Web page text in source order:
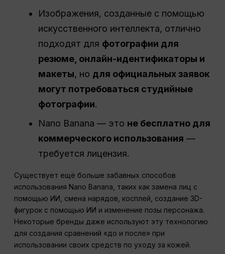
Изображения, созданные с помощью
искусственного интеллекта, отлично
подходят для фотографии для
резюме, онлайн-идентификаторы и
макеты, но для официальных заявок
могут потребоваться студийные
фотографии.
Nano Banana — это не бесплатно для
коммерческого использования —
требуется лицензия.
Существует ещё больше забавных способов
использования Nano Banana, таких как замена лиц с
помощью ИИ, смена нарядов, косплей, создание 3D-
фигурок с помощью ИИ и изменение позы персонажа.
Некоторые бренды даже используют эту технологию
для создания сравнений «до и после» при
использовании своих средств по уходу за кожей.